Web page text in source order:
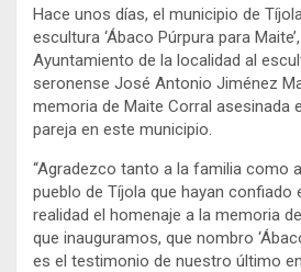
Hace unos días, el municipio de
escultura ‘Ábaco Púrpura para
Ayuntamiento de la localidad al
seronense José Antonio Jiménez
memoria de Maite Corral asesinada
pareja en este municipio.
“Agradezco tanto a la familia como
pueblo de Tíjola que hayan confiado
realidad el homenaje a la memoria
que inauguramos, que nombro
es el testimonio de nuestro último